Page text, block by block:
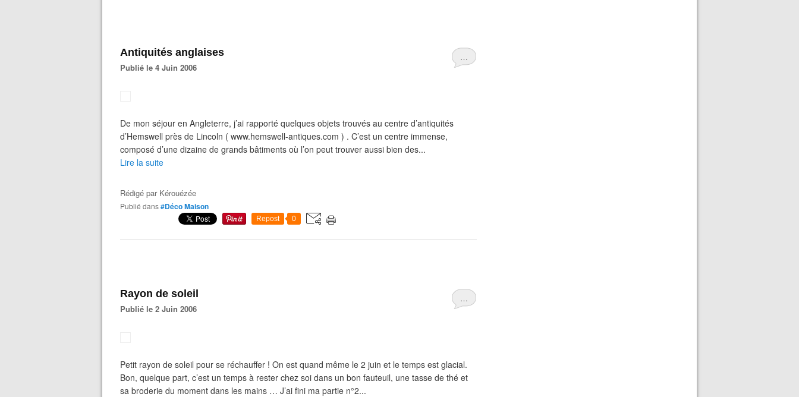
…
Antiquités anglaises
Publié le 4 Juin 2006
De mon séjour en Angleterre, j’ai rapporté quelques objets trouvés au centre d’antiquités
d’Hemswell près de Lincoln ( www.hemswell-antiques.com ) . C’est un centre immense,
composé d’une dizaine de grands bâtiments où l’on peut trouver aussi bien des...
Lire la suite
Rédigé par Kérouézée
Publié dans#Déco Maison
Repost 0
…
Rayon de soleil
Publié le 2 Juin 2006
Petit rayon de soleil pour se réchauffer ! On est quand même le 2 juin et le temps est glacial.
Bon, quelque part, c’est un temps à rester chez soi dans un bon fauteuil, une tasse de thé et
sa broderie du moment dans les mains … J’ai fini ma partie n°2...